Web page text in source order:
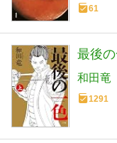
61
最後
和田竜
1291